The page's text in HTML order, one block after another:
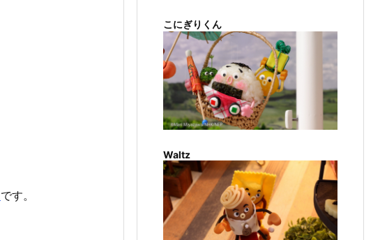
です。
こにぎりくん
Waltz